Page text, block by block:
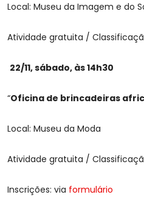
Local: Museu da Imagem e do
Atividade gratuita /
22/11, sábado, às 14h30
“Oficina de brincadeiras
Local: Museu da Moda
Atividade gratuita /
Inscrições: via formulário